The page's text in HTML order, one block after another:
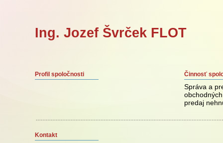
Ing. Jozef Švrček FLOT
Profil spoločnosti Činnosť
Správa a
predaj
Kontakt